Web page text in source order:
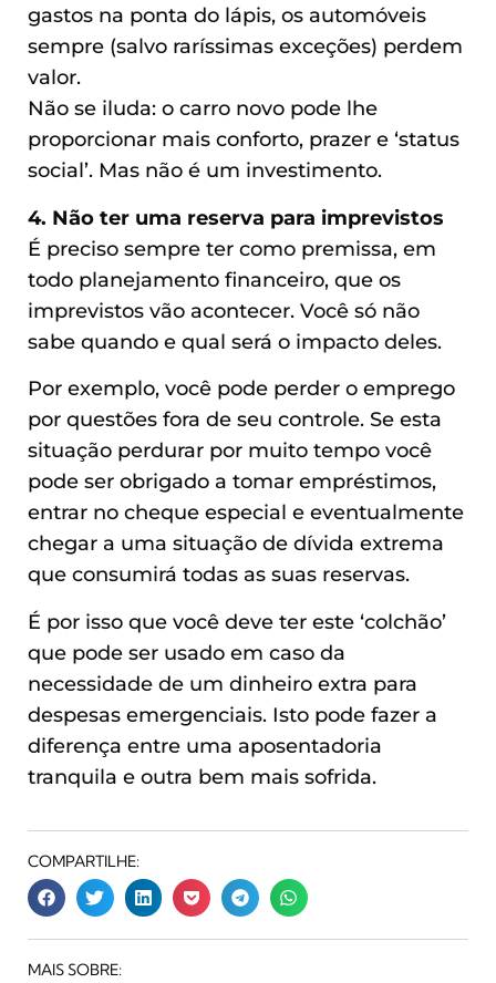
gastos na ponta do lápis, os automóveis
sempre (salvo raríssimas exceções) perdem
valor.
Não se iluda: o carro novo pode lhe
proporcionar mais conforto, prazer e ‘status
social’. Mas não é um investimento.
4. Não ter uma reserva para imprevistos
É preciso sempre ter como premissa, em
todo planejamento financeiro, que os
imprevistos vão acontecer. Você só não
sabe quando e qual será o impacto deles.
Por exemplo, você pode perder o emprego
por questões fora de seu controle. Se esta
situação perdurar por muito tempo você
pode ser obrigado a tomar empréstimos,
entrar no cheque especial e eventualmente
chegar a uma situação de dívida extrema
que consumirá todas as suas reservas.
É por isso que você deve ter este ‘colchão’
que pode ser usado em caso da
necessidade de um dinheiro extra para
despesas emergenciais. Isto pode fazer a
diferença entre uma aposentadoria
tranquila e outra bem mais sofrida.
COMPARTILHE:
MAIS SOBRE: